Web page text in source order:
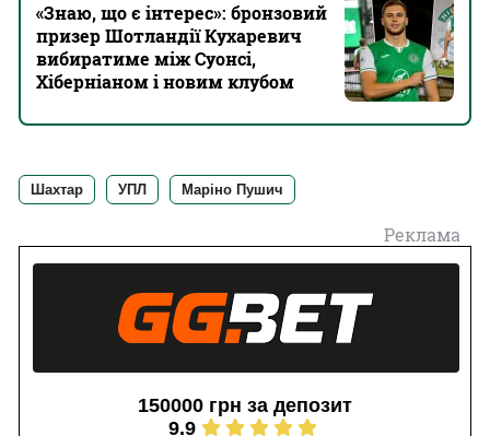
«Знаю, що є інтерес»: бронзовий
призер Шотландії Кухаревич
вибиратиме між Суонсі,
Хіберніаном і новим клубом
Шахтар УПЛ Маріно Пушич
Реклама
150000 грн за депозит
9.9